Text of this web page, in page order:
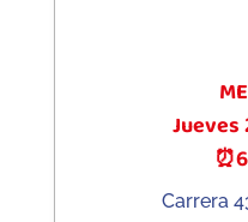
Jueves
Carrera